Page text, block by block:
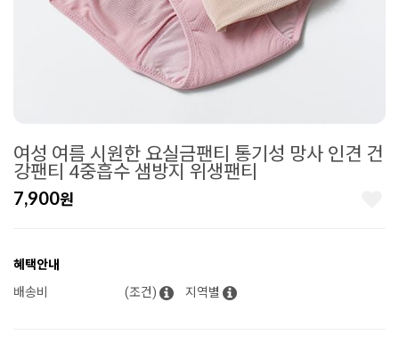
여성 여름 시원한 요실금팬티 통기성 망사 인견 건
강팬티 4중흡수 샘방지 위생팬티
7,900원
혜택안내
배송비
(조건) 지역별